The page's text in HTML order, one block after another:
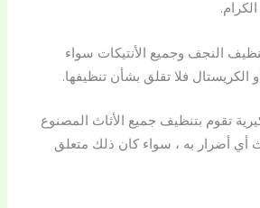
النجف وجميع الأنتيكات سواء
فلا تقلق بشأن تنظيفها.
تقوم بتنظيف جميع الأثاث المصنوع
أضرار به ، سواء كان ذلك متعلق